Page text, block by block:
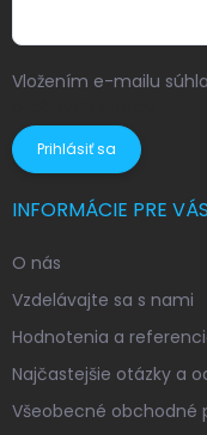
Vložením e-mailu
Prihlásiť sa
INFORMÁCIE PRE VÁS
O nás
Vzdelávajte sa s nami
Hodnotenia a
Najčastejšie otázky a
Všeobecné obchodné